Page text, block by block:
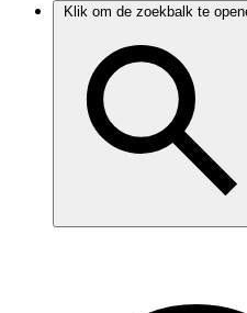
Klik om de zoekbalk te